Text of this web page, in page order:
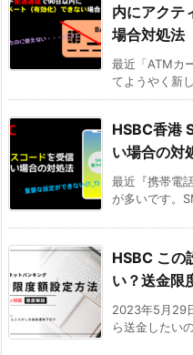
内にアクテ
場合対処法
最近「ATMカ
てようやく新
HSBC香港
い場合の対
最近『携帯電
が多いです。
HSBC この
い？送金限
2023年5月29
ら送金したい